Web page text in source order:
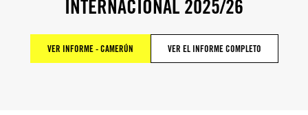
INTERNACIONAL 2025/26
VER INFORME - CAMERÚN VER EL INFORME COMPLETO